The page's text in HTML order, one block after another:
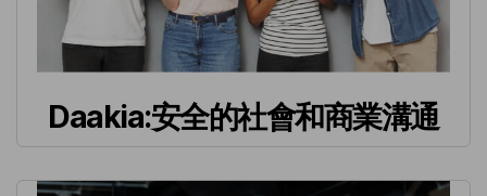
Daakia:安全的社會和商業溝通